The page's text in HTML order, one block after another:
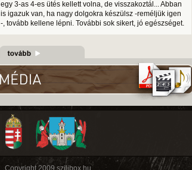
egy 3-as 4-es ütés kellett volna, de visszakoztál... Abban
is igazuk van, ha nagy dolgokra készülsz -reméljük igen
-, tovább kellene lépni. További sok sikert, jó egészséget.
Copyright 2009 szilibox.hu